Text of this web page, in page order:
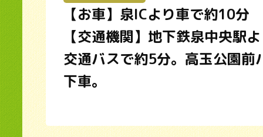
【お車】泉ICより車で約10分
【交通機関】地下鉄泉中央駅
交通バスで約5分。高玉公園前
下車。